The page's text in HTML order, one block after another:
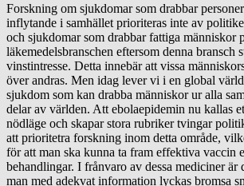
Forskning om sjukdomar som drabbar
inflytande i samhället prioriteras inte av
och sjukdomar som drabbar fattiga människor
läkemedelsbranschen eftersom denna bransch
vinstintresse. Detta innebär att vissa
över andras. Men idag lever vi i en global
sjukdom som kan drabba människor ur alla
delar av världen. Att ebolaepidemin nu kallas
nödläge och skapar stora rubriker tvingar
att prioritetra forskning inom detta område,
för att man ska kunna ta fram effektiva vaccin
behandlingar. I frånvaro av dessa mediciner
man med adekvat information lyckas bromsa